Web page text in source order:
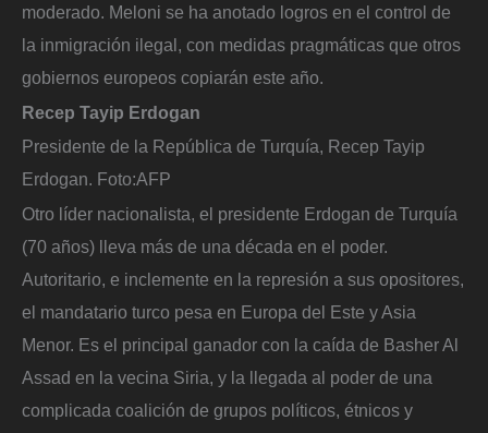
moderado. Meloni se ha anotado logros en el control de
la inmigración ilegal, con medidas pragmáticas que otros
gobiernos europeos copiarán este año.
Recep Tayip Erdogan
Presidente de la República de Turquía, Recep Tayip
Erdogan. Foto:AFP
Otro líder nacionalista, el presidente Erdogan de Turquía
(70 años) lleva más de una década en el poder.
Autoritario, e inclemente en la represión a sus opositores,
el mandatario turco pesa en Europa del Este y Asia
Menor. Es el principal ganador con la caída de Basher Al
Assad en la vecina Siria, y la llegada al poder de una
complicada coalición de grupos políticos, étnicos y